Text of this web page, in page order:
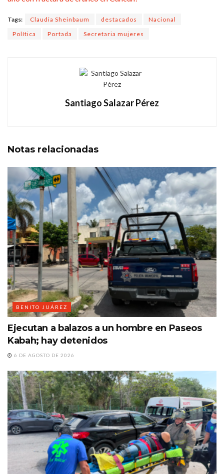
Tags: Claudia Sheinbaum destacados
Nacional
Política
Portada Secretaria mujeres
Santiago Salazar Pérez
Notas relacionadas
BENITO JUÁREZ
Ejecutan a balazos a un hombre en Paseos
Kabah; hay detenidos
6 DE AGOSTO DE 2026